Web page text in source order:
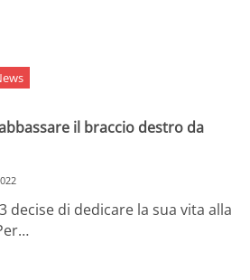
il braccio destro da
decise di dedicare la sua vita alla